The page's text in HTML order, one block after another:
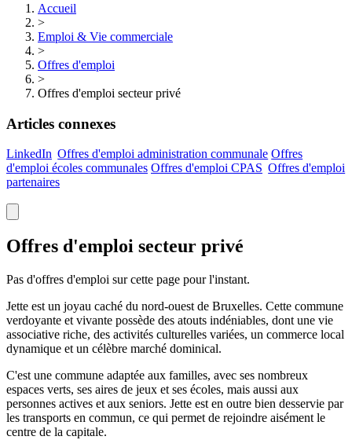
Accueil
>
Emploi & Vie commerciale
>
Offres d'emploi
>
Offres d'emploi secteur privé
Articles connexes
LinkedIn Offres d'emploi administration communale Offres
d'emploi écoles communales Offres d'emploi CPAS Offres d'emploi
partenaires
Offres d'emploi secteur privé
Pas d'offres d'emploi sur cette page pour l'instant.
Jette est un joyau caché du nord-ouest de Bruxelles. Cette commune
verdoyante et vivante possède des atouts indéniables, dont une vie
associative riche, des activités culturelles variées, un commerce local
dynamique et un célèbre marché dominical.
C'est une commune adaptée aux familles, avec ses nombreux
espaces verts, ses aires de jeux et ses écoles, mais aussi aux
personnes actives et aux seniors. Jette est en outre bien desservie par
les transports en commun, ce qui permet de rejoindre aisément le
centre de la capitale.